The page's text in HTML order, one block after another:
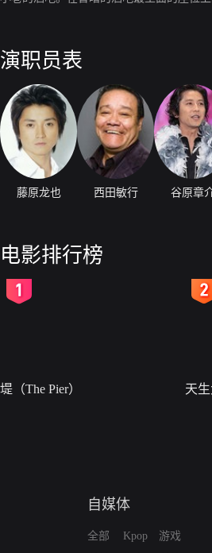
地方的自行车赛场边搭梯子边回故乡的老
到马萨科曾经主演的电影海报的三郎，又
演职员表
藤原龙也 西田敏行 谷原章
电影排行榜
堤（The Pier） 天生
自媒体
全部
Kpop
游戏